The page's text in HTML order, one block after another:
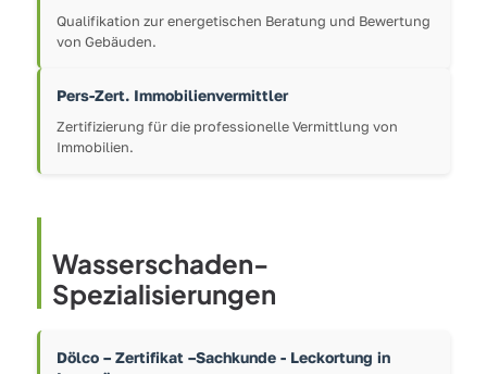
Qualifikation zur energetischen Beratung und Bewertung
von Gebäuden.
Pers-Zert. Immobilienvermittler
Zertifizierung für die professionelle Vermittlung von
Immobilien.
Wasserschaden-
Spezialisierungen
Dölco – Zertifikat –Sachkunde - Leckortung in